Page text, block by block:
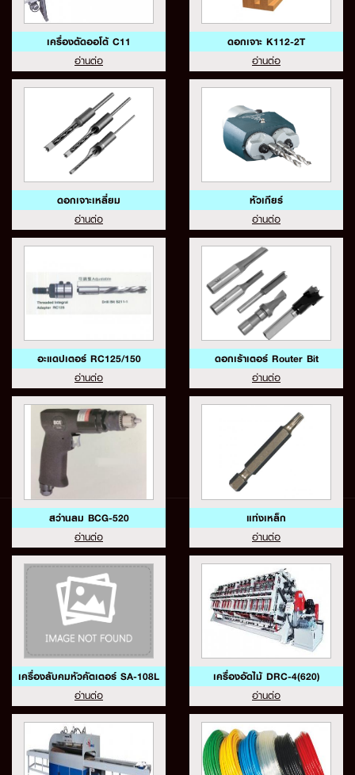
เครื่องตัดออโต้ C11
อ่านต่อ
ดอกเจาะ K112-2T
อ่านต่อ
ดอกเจาะเหลี่ยม
อ่านต่อ
หัวเกียร์
อ่านต่อ
อะแดปเตอร์ RC125/150
อ่านต่อ
ดอกเร้าเตอร์ Router Bit
อ่านต่อ
สว่านลม BCG-520
อ่านต่อ
แท่งเหล็ก
อ่านต่อ
เครื่องลับคมหัวคัตเตอร์ SA-108L
อ่านต่อ
เครื่องอัดไม้ DRC-4(620)
อ่านต่อ